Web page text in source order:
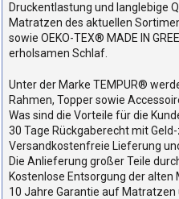
Druckentlastung und langlebige
Matratzen des aktuellen
sowie OEKO-TEX® MADE IN
erholsamen Schlaf.
Unter der Marke TEMPUR®
Rahmen, Topper sowie
Was sind die Vorteile für die
30 Tage Rückgaberecht mit
Versandkostenfreie Lieferung
Die Anlieferung großer Teile
Kostenlose Entsorgung der alten
10 Jahre Garantie auf